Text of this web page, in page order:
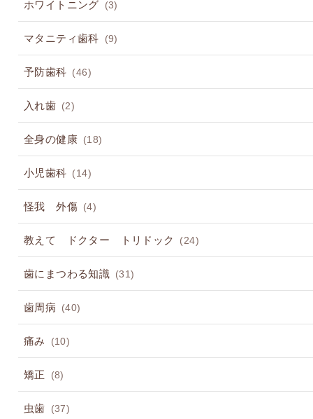
ホワイトニング (3)
マタニティ歯科 (9)
予防歯科 (46)
入れ歯 (2)
全身の健康 (18)
小児歯科 (14)
怪我 外傷 (4)
教えて ドクター トリドック (24)
歯にまつわる知識 (31)
歯周病 (40)
痛み (10)
矯正 (8)
虫歯 (37)